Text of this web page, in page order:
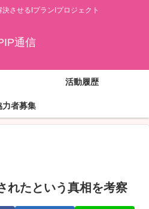
させるIプランIプロジェクト
通信
活動履歴
力者募集
れたという真相を考察